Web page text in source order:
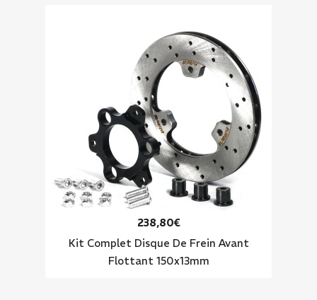
238,80€
Kit Complet Disque De Frein Avant
Flottant 150x13mm